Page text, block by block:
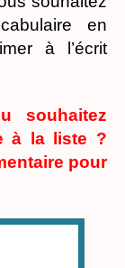
en
à l’écrit
souhaitez
à la liste ?
pour